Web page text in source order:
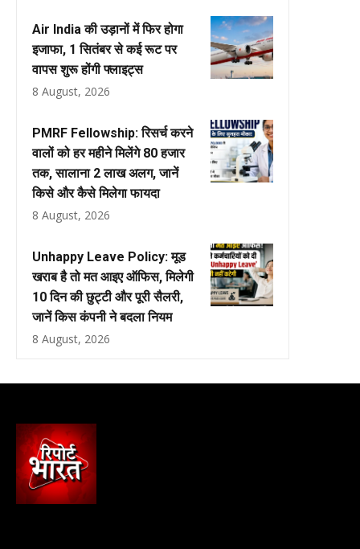
Air India की उड़ानों में फिर होगा
इजाफा, 1 सितंबर से कई रूट पर
वापस शुरू होंगी फ्लाइट्स
8 August, 2026
PMRF Fellowship: रिसर्च करने
वालों को हर महीने मिलेंगे ₹80 हजार
तक, सालाना ₹2 लाख अलग, जानें
किसे और कैसे मिलेगा फायदा
8 August, 2026
Unhappy Leave Policy: मूड
खराब है तो मत आइए ऑफिस, मिलेगी
10 दिन की छुट्टी और पूरी सैलरी,
जानें किस कंपनी ने बदला नियम
8 August, 2026